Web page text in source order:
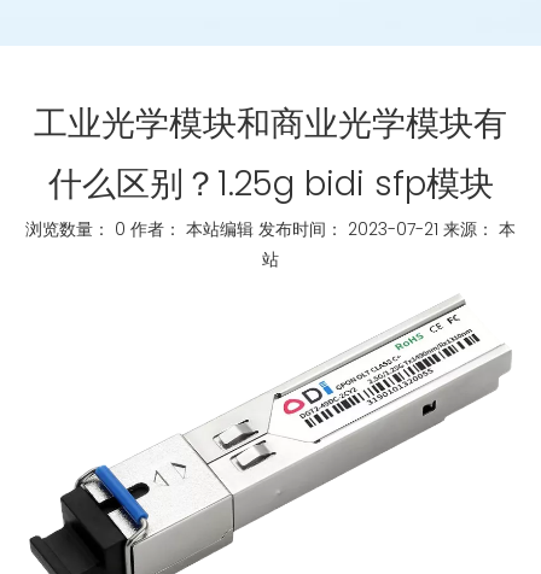
工业光学模块和商业光学模块有
什么区别？1.25g bidi sfp模块
浏览数量： 0 作者： 本站编辑 发布时间： 2023-07-21 来源： 本
站